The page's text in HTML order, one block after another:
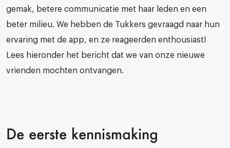
gemak, betere communicatie met haar leden en een
beter milieu. We hebben de Tukkers gevraagd naar hun
ervaring met de app, en ze reageerden enthousiast!
Lees hieronder het bericht dat we van onze nieuwe
vrienden mochten ontvangen.
De eerste kennismaking